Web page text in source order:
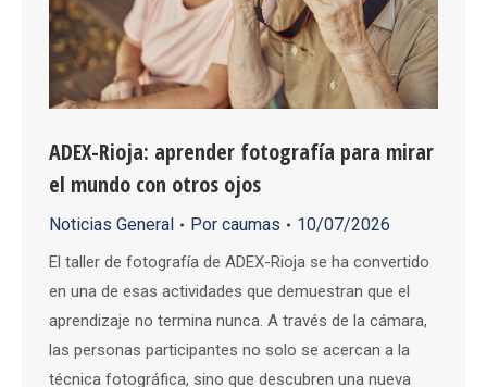
ADEX-Rioja: aprender fotografía para mirar
el mundo con otros ojos
Noticias General Por caumas 10/07/2026
El taller de fotografía de ADEX-Rioja se ha convertido
en una de esas actividades que demuestran que el
aprendizaje no termina nunca. A través de la cámara,
las personas participantes no solo se acercan a la
técnica fotográfica, sino que descubren una nueva